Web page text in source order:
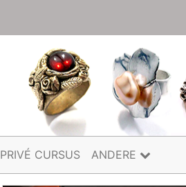
PRIVÉ CURSUS ANDERE